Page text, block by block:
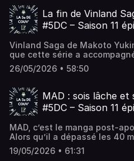
est apparu en premier sur La
débat autour du manga !.
La fin de Vinland
#5DC – Saison 11
Vinland Saga de Makoto
que cette série a
ans ! Ce titre majeur du
coup de cœur. Le... L’article
premier sur La 5e de Couv' -
du manga !.
26/05/2026 • 58:50
MAD : sois lâche et
#5DC – Saison 11
MAD, c’est le manga post-
Alors qu’il a dépassé les 40
version francophone du titre
éditions Kaze, est déjà
19/05/2026 • 61:31